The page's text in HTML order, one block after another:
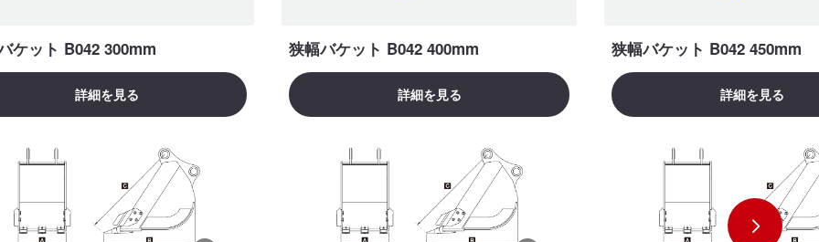
ケット B042 300mm
詳細を見る
狭幅バケット B042 400mm
詳細を見る
狭幅バケット B042 450mm
詳細を見る